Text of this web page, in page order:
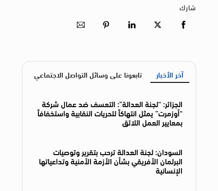
شارك
آخر الأخبار تابعونا على وسائل التواصل الاجتماعي
الجزائر: “لجنة العدالة”: التعسف ضد عمال شركة
“أوزمرت” يمثل انتهاكاً للحريات النقابية واستخفافاً
بمعايير العمل اللائق
السودان: لجنة العدالة ترحب بتقرير وتوصيات
البرلمان الأفريقي بشأن الأزمة الأمنية وتداعياتها
الإنسانية